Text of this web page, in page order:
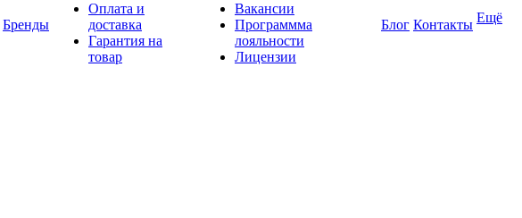
Бренды
Оплата и
доставка
Гарантия на
товар
Вакансии
Программма
лояльности
Лицензии
Блог Контакты Ещё